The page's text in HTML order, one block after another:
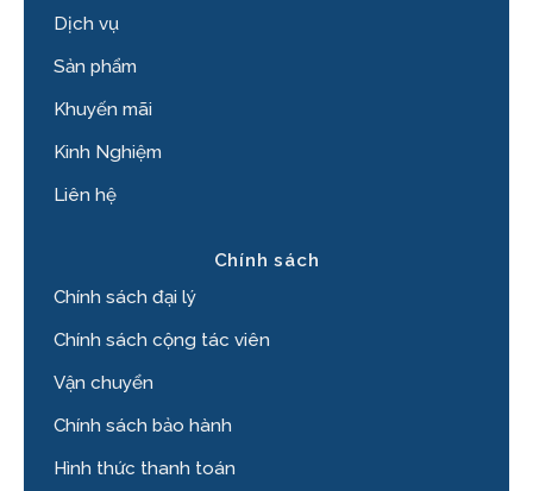
Dịch vụ
Sản phẩm
Khuyến mãi
Kinh Nghiệm
Liên hệ
Chính sách
Chính sách đại lý
Chính sách cộng tác viên
Vận chuyển
Chính sách bảo hành
Hình thức thanh toán